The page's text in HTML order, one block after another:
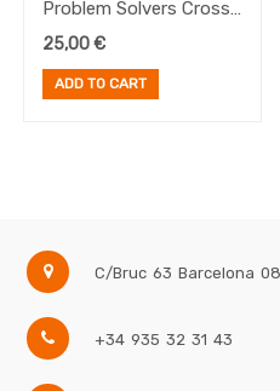
Problem Solvers Cross
Clamp Pulley, 28.6 mm
25,00€
ADD TO CART
C/Bruc 63 Barcelona
+34 935 32 31 43